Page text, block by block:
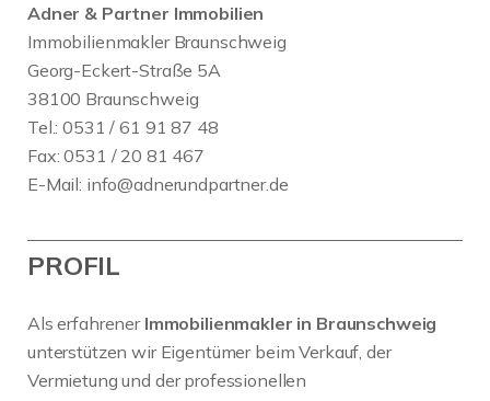
Adner & Partner Immobilien
Immobilienmakler Braunschweig
Georg-Eckert-Straße 5A
38100 Braunschweig
Tel.: 0531 / 61 91 87 48
Fax: 0531 / 20 81 467
E-Mail: info@adnerundpartner.de
PROFIL
Als erfahrener Immobilienmakler in Braunschweig
unterstützen wir Eigentümer beim Verkauf, der
Vermietung und der professionellen